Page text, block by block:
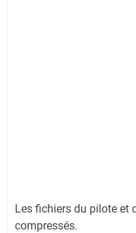
Les fichiers du pilote et
compressés.